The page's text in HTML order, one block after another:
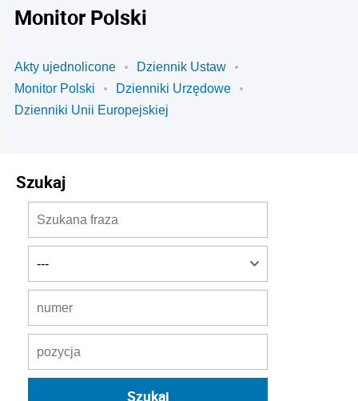
Monitor Polski
Akty ujednolicone
Dziennik Ustaw
Monitor Polski
Dzienniki Urzędowe
Dzienniki Unii Europejskiej
Szukaj